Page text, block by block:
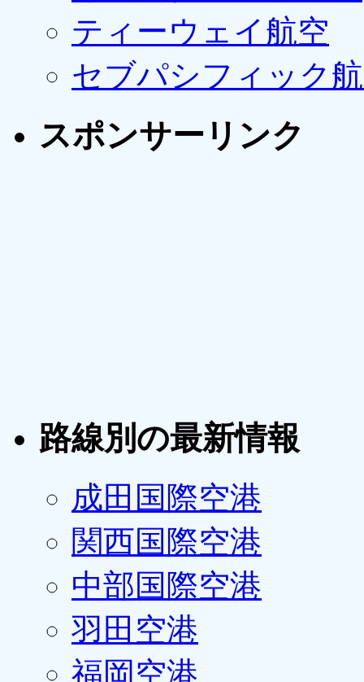
ティーウェイ航空
セブパシフィック
スポンサーリンク
路線別の最新情報
成田国際空港
関西国際空港
中部国際空港
羽田空港
福岡空港